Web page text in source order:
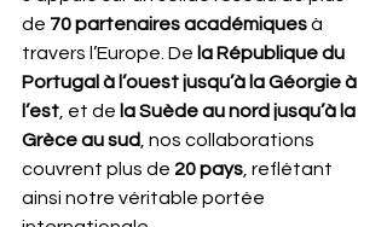
de 70 partenaires académiques à
travers l’Europe. De la République du
Portugal à l’ouest jusqu’à la Géorgie à
l’est , et de la Suède au nord jusqu’à la
Grèce au sud , nos collaborations
couvrent plus de 20 pays , reflétant
ainsi notre véritable portée